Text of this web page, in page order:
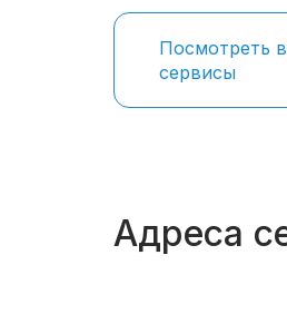
Посмотреть
сервисы
Адреса